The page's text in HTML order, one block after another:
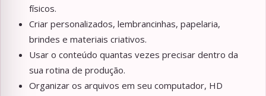
físicos.
Criar personalizados, lembrancinhas, papelaria,
brindes e materiais criativos.
Usar o conteúdo quantas vezes precisar dentro da
sua rotina de produção.
Organizar os arquivos em seu computador, HD